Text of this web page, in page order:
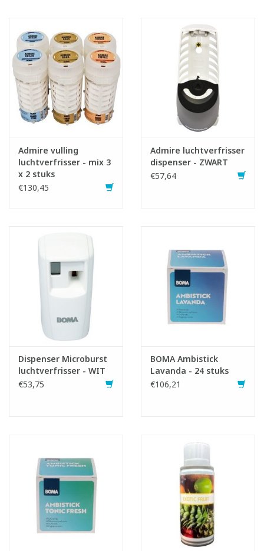
Admire vulling
luchtverfrisser - mix 3
x 2 stuks
€130,45
Admire luchtverfrisser
dispenser - ZWART
€57,64
Dispenser Microburst
luchtverfrisser - WIT
€53,75
BOMA Ambistick
Lavanda - 24 stuks
€106,21